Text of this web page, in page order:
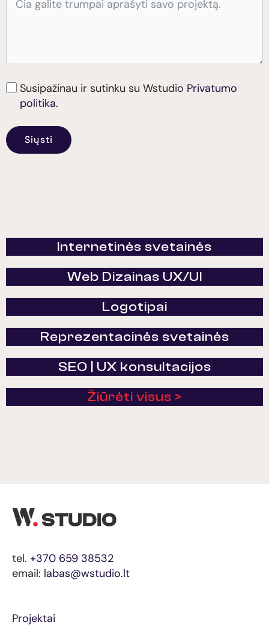
Susipažinau ir sutinku su Wstudio Privatumo
politika.
Siųsti
Internetinės svetainės
Web Dizainas UX/UI
Logotipai
Reprezentacinės svetainės
SEO | UX konsultacijos
Žiūrėti visus >
tel. +370 659 38532
email: labas@wstudio.lt
Projektai